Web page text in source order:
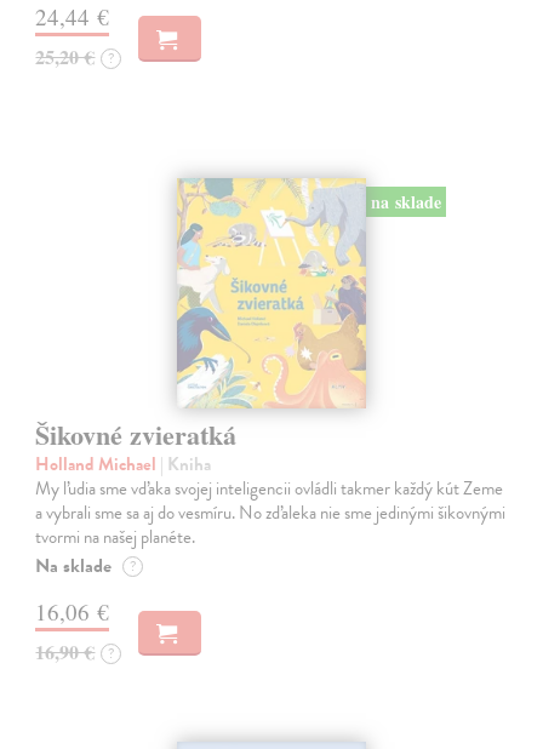
24,44 €
25,20 € ?
na sklade
Šikovné zvieratká
Holland Michael | Kniha
My ľudia sme vďaka svojej inteligencii ovládli takmer každý kút Zeme
a vybrali sme sa aj do vesmíru. No zďaleka nie sme jedinými šikovnými
tvormi na našej planéte.
Na sklade ?
16,06 €
16,90 € ?